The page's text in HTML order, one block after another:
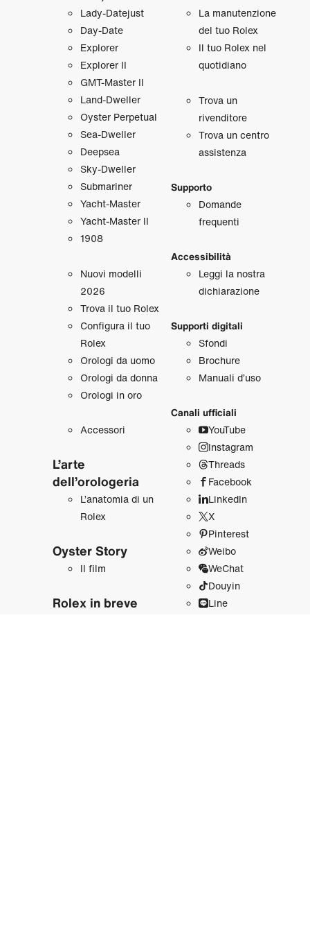
Lady‑Datejust
Day‑Date
Explorer
Explorer II
GMT‑Master II
Land‑Dweller
Oyster Perpetual
Sea‑Dweller
Deepsea
Sky‑Dweller
Submariner
Yacht‑Master
Yacht‑Master II
1908
Nuovi modelli
2026
Trova il tuo Rolex
Configura il tuo
Rolex
Orologi da uomo
Orologi da donna
Orologi in oro
Accessori
L’arte
dell’orologeria
L’anatomia di un
Rolex
Oyster Story
Il film
Rolex in breve
La manutenzione
del tuo Rolex
Il tuo Rolex nel
quotidiano
Trova un
rivenditore
Trova un centro
assistenza
Supporto
Domande
frequenti
Accessibilità
Leggi la nostra
dichiarazione
Supporti digitali
Sfondi
Brochure
Manuali d’uso
Canali ufficiali
YouTube
Instagram
Threads
Facebook
LinkedIn
X
Pinterest
Weibo
WeChat
Douyin
Line